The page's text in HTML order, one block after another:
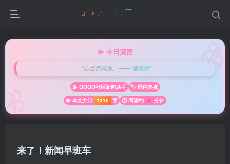
💫 今日箴言
"志当存高远。 —— 诸葛亮"
📝 GOGO社区新闻助手
🏷️ 国内热点
📖 本文共计 1315 字 ⏱️ 阅读约 5 分钟
来了！新闻早班车